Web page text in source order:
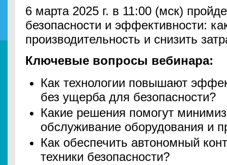
6 марта 2025 г. в 11:00 (мск)
безопасности и эффективности:
производительность и снизить
Ключевые вопросы вебинара:
Как технологии повышают
без ущерба для безопасности?
Какие решения помогут
обслуживание оборудования и
Как обеспечить автономный
техники безопасности?